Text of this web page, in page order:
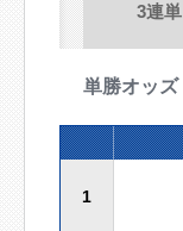
3連単
単勝オッズ
1